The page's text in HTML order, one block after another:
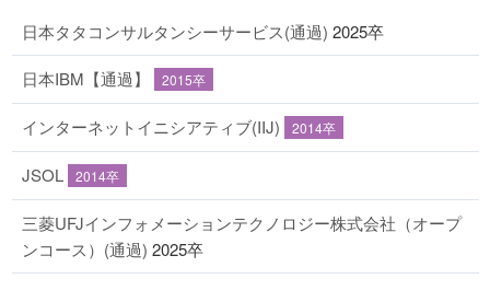
日本タタコンサルタンシーサービス(通過) 2025卒
日本IBM【通過】 2015卒
インターネットイニシアティブ(IIJ) 2014卒
JSOL 2014卒
三菱UFJインフォメーションテクノロジー株式会社（オープ
ンコース）(通過) 2025卒